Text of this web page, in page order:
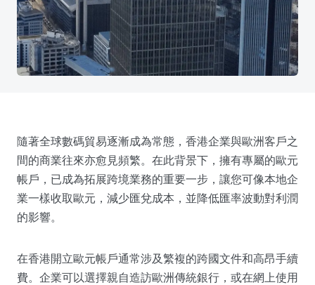
隨著全球數碼貿易逐漸成為常態，香港企業與歐洲客戶之
間的商業往來亦愈見頻繁。在此背景下，擁有專屬的歐元
帳戶，已成為拓展跨境業務的重要一步，讓您可像本地企
業一樣收取歐元，減少匯兌成本，並降低匯率波動對利潤
的影響。
在香港開立歐元帳戶通常涉及繁複的跨國文件和高昂手續
費。企業可以選擇親自造訪歐洲傳統銀行，或在網上使用